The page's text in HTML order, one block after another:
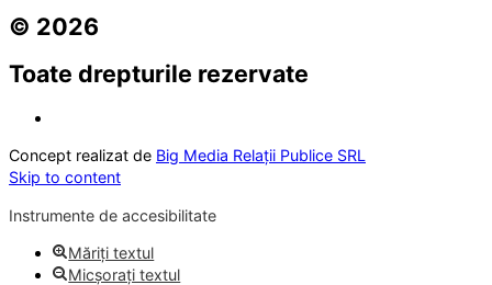
© 2026
Toate drepturile rezervate
Concept realizat de Big Media Relații Publice SRL
Skip to content
Instrumente de accesibilitate
Măriți textul
Micșorați textul